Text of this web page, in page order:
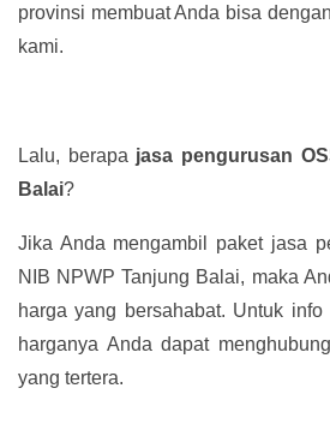
provinsi membuat Anda bisa
kami.
Lalu, berapa jasa pengurusan
Balai?
Jika Anda mengambil paket jasa
NIB NPWP Tanjung Balai, maka
harga yang bersahabat. Untuk
harganya Anda dapat
yang tertera.